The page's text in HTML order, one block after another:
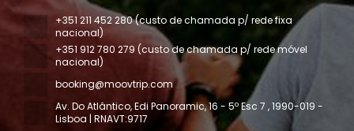
+351 211 452 280 (custo de chamada p/ rede fixa
nacional)
+351 912 780 279 (custo de chamada p/ rede móvel
nacional)
booking@moovtrip.com
Av. Do Atlântico, Edi Panoramic, 16 - 5º Esc 7 , 1990-019 -
Lisboa | RNAVT:9717